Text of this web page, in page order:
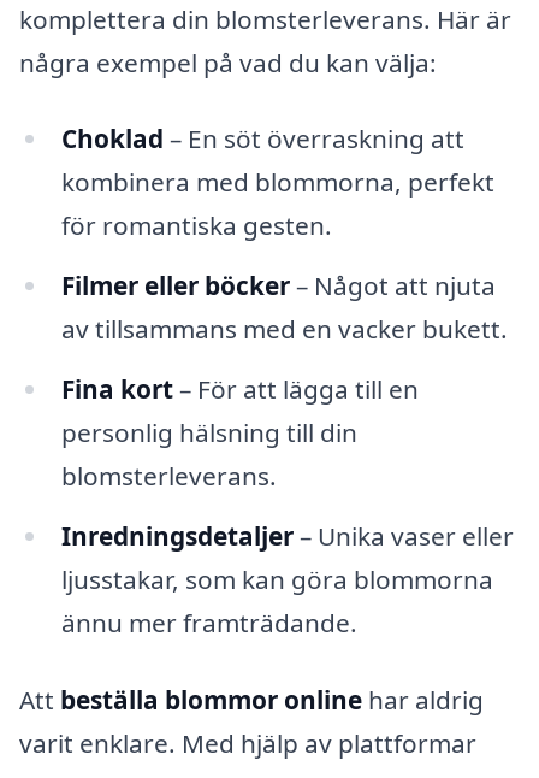
komplettera din blomsterleverans. Här är
några exempel på vad du kan välja:
Choklad – En söt överraskning att
kombinera med blommorna, perfekt
för romantiska gesten.
Filmer eller böcker– Något att njuta
av tillsammans med en vacker bukett.
Fina kort– För att lägga till en
personlig hälsning till din
blomsterleverans.
Inredningsdetaljer– Unika vaser eller
ljusstakar, som kan göra blommorna
ännu mer framträdande.
Att beställa blommor online har aldrig
varit enklare. Med hjälp av plattformar